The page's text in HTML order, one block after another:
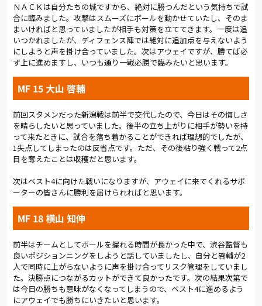
ＮＡＣＫは自分たちの城ですから、絶対に勝つんだという気持ちで試
合に臨みました。攻撃はスムーズにボールを動かせていたし、そのま
まいければと思っていましたが相手も対策を立ててきます。一度は追
いつかれましたが、ディフェンス陣では絶対に追加点を与えないよう
にしようと声を掛け合っていました。次はアウェイですが、勝てば必
ず上に進めますし、いつも通り一戦必勝で臨みたいと思います。
MF 15 大山 啓輔
前回スタメンだった新潟戦は前半で交代したので、今日はその悔しさ
を晴らしたいと思っていました。後半の立ち上がりに相手が勢いを持
って来たときに、試合を落ち着かることができれば理想的でしたが、
1失点してしまったのは反省点です。ただ、その後粘り強く戦って2点
目を奪えたことは収穫だと思います。
次はベスト4に向けた戦いになりますが、アウェイに来てくれるサポ
ーターの皆さんに勝利を届けられればと思います。
MF 18 横山 知伸
前半はチームとしてボールを握れる時間が長かった中で、渋谷監督も
良いポジションニングをしようと話していましたし、自分と啓輔が2
人で同時に上がらないように声を掛け合ってリスク管理をしていまし
た。決勝点につながるカットができて良かったです。次の結果次第で
は今日の勝ちも意味がなくなってしまうので、ベスト4に進めるよう
にアウェイでも勝ちにいきたいと思います。